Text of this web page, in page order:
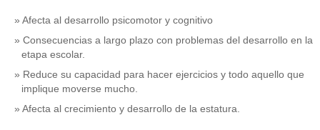
Afecta al desarrollo psicomotor y cognitivo
Consecuencias a largo plazo con problemas del desarrollo en la
etapa escolar.
Reduce su capacidad para hacer ejercicios y todo aquello que
implique moverse mucho.
Afecta al crecimiento y desarrollo de la estatura.